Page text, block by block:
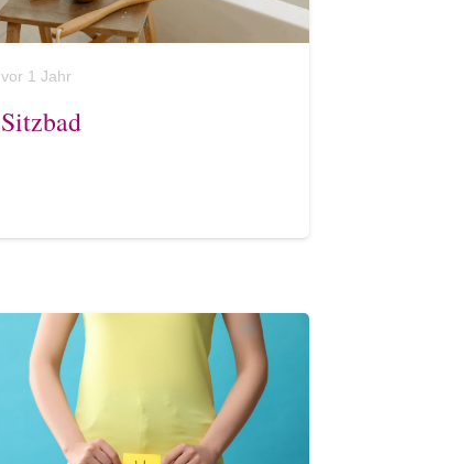
vor 1 Jahr
Sitzbad